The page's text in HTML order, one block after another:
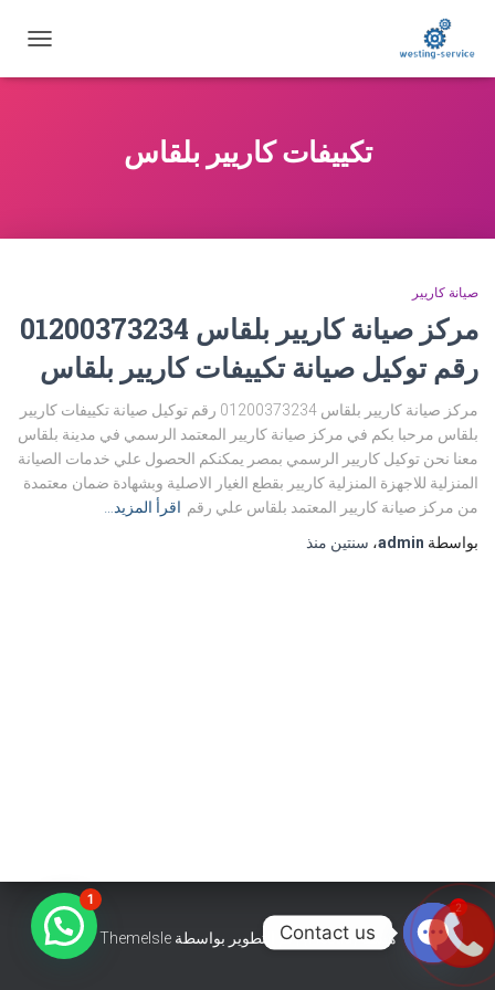
التنقل
تكييفات كاريير بلقاس
صيانة كاريير
مركز صيانة كاريير بلقاس 01200373234
رقم توكيل صيانة تكييفات كاريير بلقاس
مركز صيانة كاريير بلقاس 01200373234 رقم توكيل صيانة تكييفات كاريير
بلقاس مرحبا بكم في مركز صيانة كاريير المعتمد الرسمي في مدينة بلقاس
معنا نحن توكيل كاريير الرسمي بمصر يمكنكم الحصول علي خدمات الصيانة
المنزلية للاجهزة المنزلية كاريير بقطع الغيار الاصلية وبشهادة ضمان معتمدة
من مركز صيانة كاريير المعتمد بلقاس علي رقم اقرأ المزيد…
بواسطة admin، سنتين منذ
هستيا (Hestia) | تّم التطوير بواسطة ThemeIsle
1
Contact us
OPEN
2